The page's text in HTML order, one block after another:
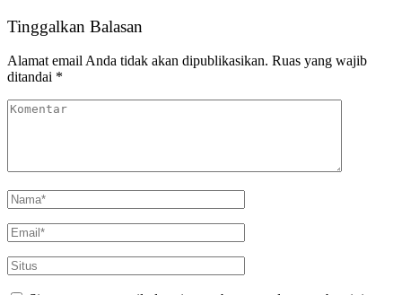
Tinggalkan Balasan
Alamat email Anda tidak akan dipublikasikan. Ruas yang wajib
ditandai *